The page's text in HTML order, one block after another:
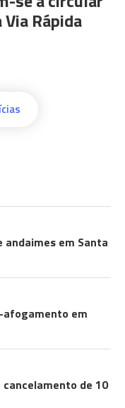
Rápida
andaimes em Santa
afogamento em
de 10